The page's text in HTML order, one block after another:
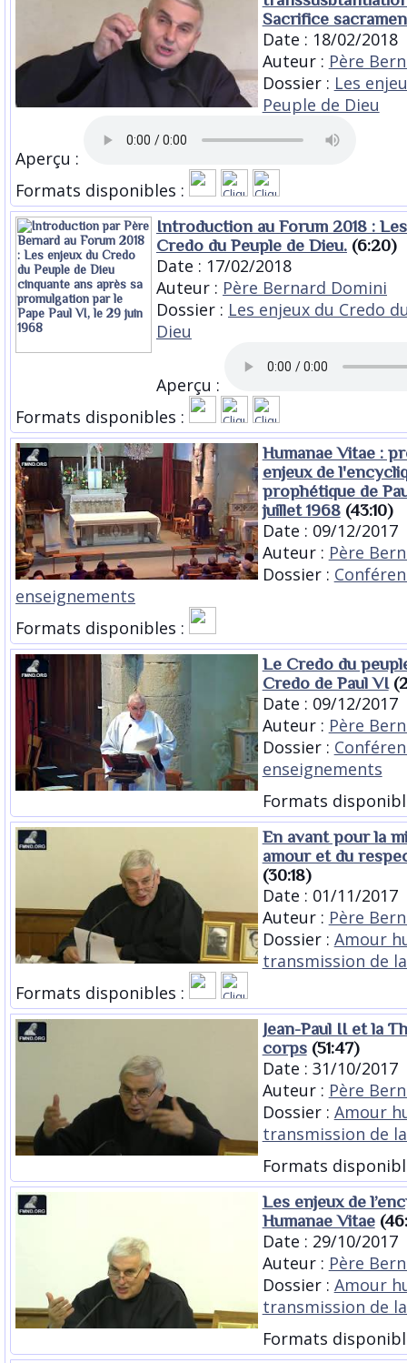
Sacrifice
Date : 18/02/2018
Auteur : Père
Dossier : Les
Peuple de Dieu
Aperçu :
Formats disponibles :
Introduction au Forum 2018 :
Credo du Peuple de Dieu. (6:20)
Date : 17/02/2018
Auteur : Père Bernard Domini
Dossier : Les enjeux du Credo
Dieu
Aperçu :
Formats disponibles :
Humanae Vitae :
enjeux de
prophétique de
juillet 1968(43:10)
Date : 09/12/2017
Auteur : Père
Dossier :
enseignements
Formats disponibles :
Le Credo du
Credo de Paul VI
Date : 09/12/2017
Auteur : Père
Dossier :
enseignements
Formats
En avant pour la
amour et du
(30:18)
Date : 01/11/2017
Auteur : Père
Dossier : Amour
transmission de
Formats disponibles :
Jean-Paul II et la
corps(51:47)
Date : 31/10/2017
Auteur : Père
Dossier : Amour
transmission de
Formats
Les enjeux de
Humanae Vitae
Date : 29/10/2017
Auteur : Père
Dossier : Amour
transmission de
Formats